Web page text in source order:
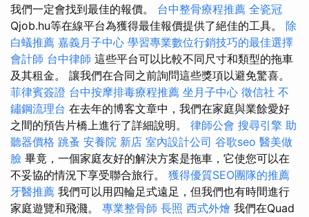
我們一定會找到最佳的報價。 台中整骨療程推薦 全瓷冠
Qjob.hu等在線平台為獲得最佳報價提供了絕佳的工具。 除
白蟻推薦 嘉義月子中心 學習專業數位行銷技巧的最佳選擇
會計師 台中律師 這些平台可以比較不同尺寸和類型的拖車
及其租金。 讓我們在合同之前詢問這些獎項以避免驚喜。
菲律賓簽證 台中按摩排毒療程推薦 坐月子中心 徵信社 不
鏽鋼流理台 在去年的博客文章中，我們在家庭與業餘愛好
之間的預告片橋上進行了詳細說明。 律師公會 搜尋引擎 助
聽器價格 跳蚤 安養院 新店 室內設計公司 谷歌seo 醫美做
臉 畢竟，一個家庭友好的解決方案是拖車，它使您可以在
不妥協的情況下享受聯合旅行。 獲得優質SEO團隊的推薦
牙醫推薦 我們可以用四輪足式遠足，但我們也有時間進行
家庭遊覽和飛濺。 專業整骨師 長照 西式外燴 我們在Quad